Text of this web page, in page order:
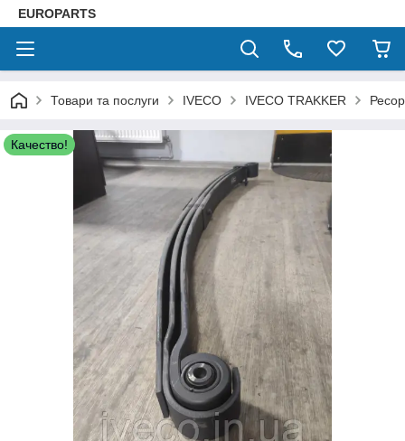
EUROPARTS
Товари та послуги IVECO IVECO TRAKKER
Качество!